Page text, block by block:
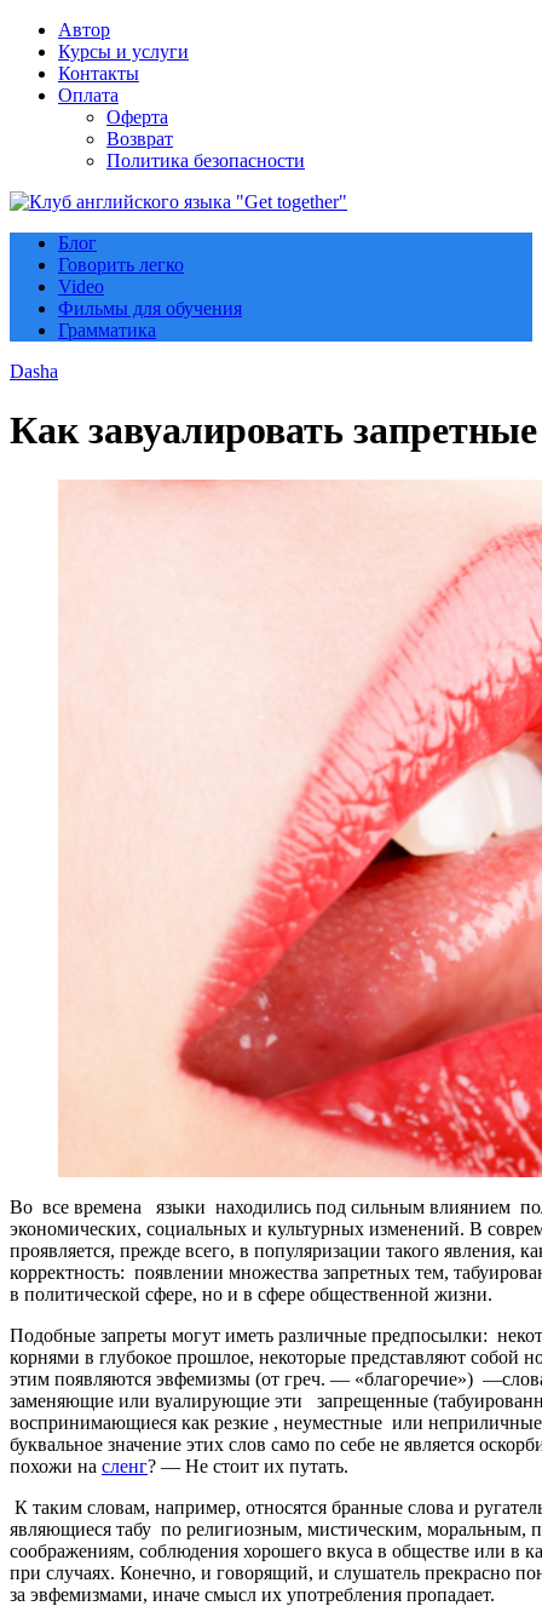
Автор
Курсы и услуги
Контакты
Оплата
Оферта
Возврат
Политика безопасности
Блог
Говорить легко
Video
Фильмы для обучения
Грамматика
Dasha
Как завуалировать
Во все времена языки находились под сильным влиянием
экономических, социальных и культурных изменений. В
проявляется, прежде всего, в популяризации такого явления,
корректность: появлении множества запретных тем,
в политической сфере, но и в сфере общественной жизни.
Подобные запреты могут иметь различные предпосылки:
корнями в глубокое прошлое, некоторые представляют собой
этим появляются эвфемизмы (от греч. — «благоречие»)
заменяющие или вуалирующие эти запрещенные
воспринимающиеся как резкие , неуместные или
буквальное значение этих слов само по себе не является
похожи на сленг? — Не стоит их путать.
К таким словам, например, относятся бранные слова и
являющиеся табу по религиозным, мистическим, моральным,
соображениям, соблюдения хорошего вкуса в обществе или в
при случаях. Конечно, и говорящий, и слушатель прекрасно
за эвфемизмами, иначе смысл их употребления пропадает.